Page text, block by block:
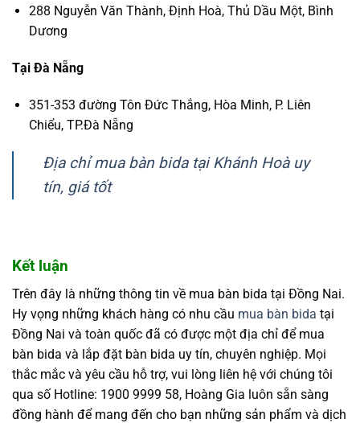
288 Nguyễn Văn Thành, Định Hoà, Thủ Dầu Một, Bình
Dương
Tại Đà Nẵng
351-353 đường Tôn Đức Thắng, Hòa Minh, P. Liên
Chiểu, TP.Đà Nẵng
Địa chỉ mua bàn bida tại Khánh Hoà uy
tín, giá tốt
Kết luận
Trên đây là những thông tin về mua bàn bida tại Đồng Nai.
Hy vọng những khách hàng có nhu cầu mua bàn bida tại
Đồng Nai và toàn quốc đã có được một địa chỉ để mua
bàn bida và lắp đặt bàn bida uy tín, chuyên nghiệp. Mọi
thắc mắc và yêu cầu hỗ trợ, vui lòng liên hệ với chúng tôi
qua số Hotline: 1900 9999 58, Hoàng Gia luôn sẵn sàng
đồng hành để mang đến cho bạn những sản phẩm và dịch